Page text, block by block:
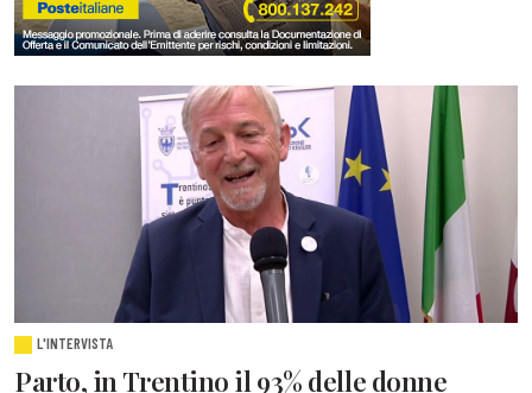
L'INTERVISTA
Parto, in Trentino il 93% delle donne